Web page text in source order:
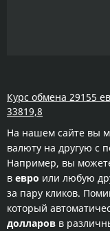
Курс обмена 29155
33819,8
На нашем сайте вы
валюту на другую с
Например, вы
в евро или любую
за пару кликов.
который
долларов в